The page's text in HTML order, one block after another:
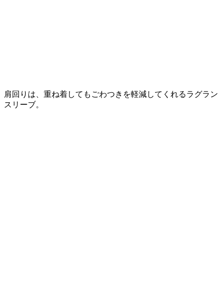
肩回りは、重ね着してもごわつきを軽減してくれるラグラン
スリーブ。